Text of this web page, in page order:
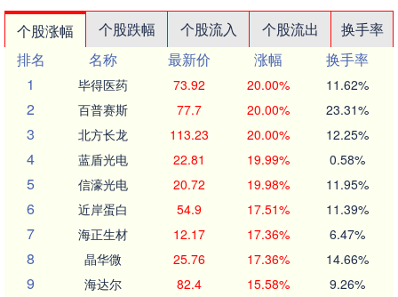
个股涨幅 个股跌幅 个股流入 个股流出
换手率
排名
名称 最新价 涨幅
换手率
1
毕得医药 73.92 20.00% 11.62%
2 百普赛斯 77.7 20.00% 23.31%
3 北方长龙 113.23 20.00% 12.25%
4 蓝盾光电 22.81 19.99% 0.58%
5 信濠光电 20.72 19.98% 11.95%
6 近岸蛋白 54.9 17.51% 11.39%
7 海正生材 12.17 17.36% 6.47%
8 晶华微 25.76 17.36% 14.66%
9 海达尔 82.4 15.58% 9.26%